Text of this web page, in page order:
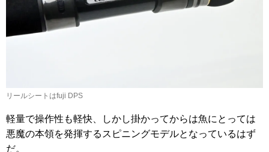
リールシートはfuji DPS
軽量で操作性も軽快、しかし掛かってからは魚にとっては
悪魔の本領を発揮するスピニングモデルとなっているはず
だ。